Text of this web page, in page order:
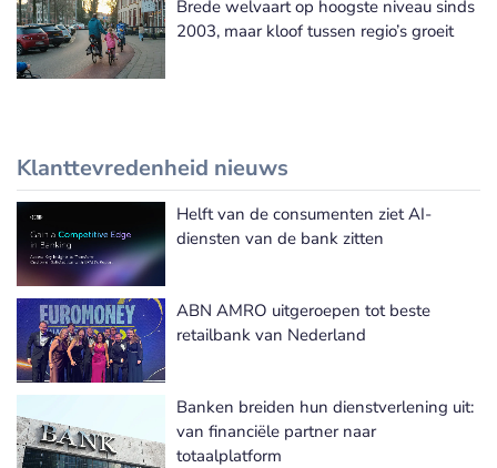
Brede welvaart op hoogste niveau sinds
2003, maar kloof tussen regio’s groeit
Klanttevredenheid nieuws
Meer Klanttevredenheid nieuws
Helft van de consumenten ziet AI-
diensten van de bank zitten
ABN AMRO uitgeroepen tot beste
retailbank van Nederland
Banken breiden hun dienstverlening uit:
van financiële partner naar
totaalplatform